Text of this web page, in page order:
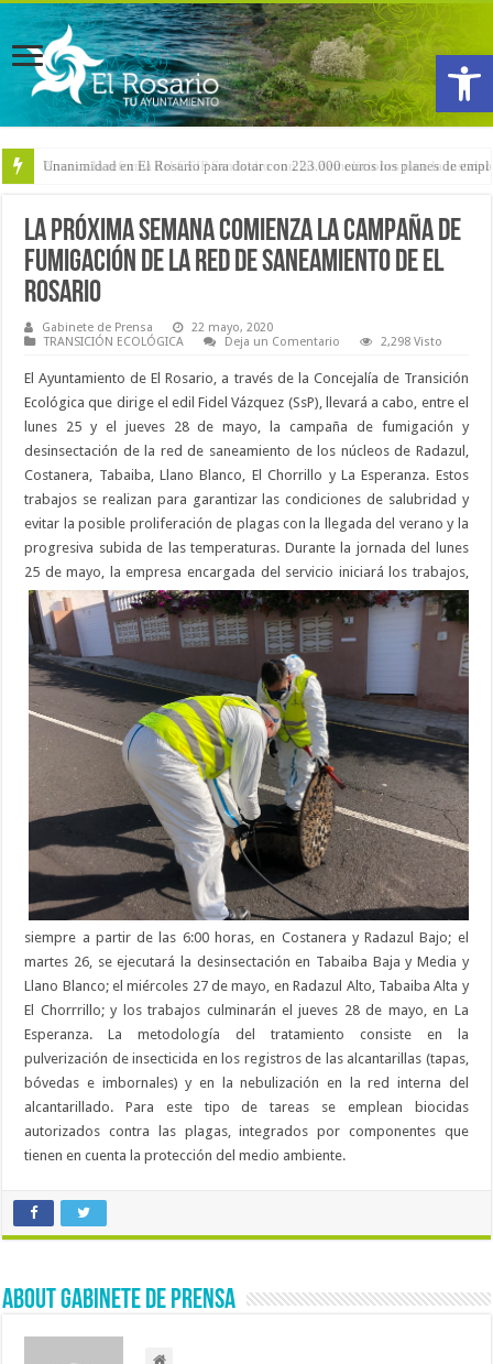
Abrir
Arranca la reforma del CEIP San Isidro con las demoliciones para la
La próxima semana comienza la campaña de
fumigación de la red de saneamiento de El
Rosario
Gabinete de Prensa
22 mayo, 2020
TRANSICIÓN ECOLÓGICA
Deja un Comentario 2,298 Visto
El Ayuntamiento de El Rosario, a través de la Concejalía de Transición
Ecológica que dirige el edil Fidel Vázquez (SsP), llevará a cabo, entre el
lunes 25 y el jueves 28 de mayo, la campaña de fumigación y
desinsectación de la red de saneamiento de los núcleos de Radazul,
Costanera, Tabaiba, Llano Blanco, El Chorrillo y La Esperanza. Estos
trabajos se realizan para garantizar las condiciones de salubridad y
evitar la posible proliferación de plagas con la llegada del verano y la
progresiva subida de las temperaturas. Durante la jornada del lunes
25 de mayo, la empresa encargada del servicio iniciará los trabajos,
siempre a partir de las 6:00 horas, en Costanera y Radazul Bajo; el
martes 26, se ejecutará la desinsectación en Tabaiba Baja y Media y
Llano Blanco; el miércoles 27 de mayo, en Radazul Alto, Tabaiba Alta y
El Chorrrillo; y los trabajos culminarán el jueves 28 de mayo, en La
Esperanza. La metodología del tratamiento consiste en la
pulverización de insecticida en los registros de las alcantarillas (tapas,
bóvedas e imbornales) y en la nebulización en la red interna del
alcantarillado. Para este tipo de tareas se emplean biocidas
autorizados contra las plagas, integrados por componentes que
tienen en cuenta la protección del medio ambiente.
About Gabinete de Prensa